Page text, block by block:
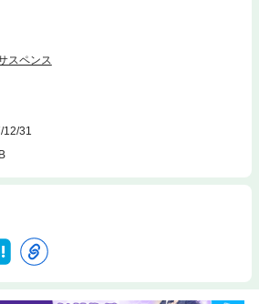
男につきまとわれ、ついに監禁されてしま
スペンス
12/31